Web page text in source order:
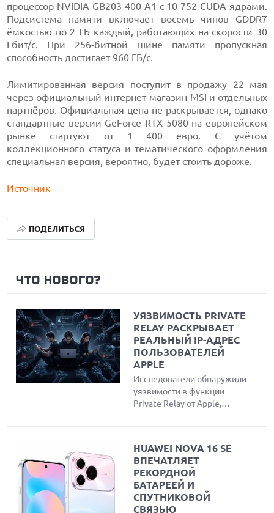
процессор NVIDIA GB203-400-A1 с 10 752 CUDA-ядрами.
Подсистема памяти включает восемь чипов GDDR7
ёмкостью по 2 ГБ каждый, работающих на скорости 30
Гбит/с. При 256-битной шине памяти пропускная
способность достигает 960 ГБ/с.
Лимитированная версия поступит в продажу 22 мая
через официальный интернет-магазин MSI и отдельных
партнёров. Официальная цена не раскрывается, однако
стандартные версии GeForce RTX 5080 на европейском
рынке стартуют от 1 400 евро. С учётом
коллекционного статуса и тематического оформления
специальная версия, вероятно, будет стоить дороже.
Источник
ПОДЕЛИТЬСЯ
ЧТО НОВОГО?
УЯЗВИМОСТЬ PRIVATE
RELAY РАСКРЫВАЕТ
РЕАЛЬНЫЙ IP-АДРЕС
ПОЛЬЗОВАТЕЛЕЙ
APPLE
Исследователи обнаружили
уязвимости в функции
Private Relay от Apple,
IP-адрес пользователей
Safari. Эксперты создали
инструмент для проверки
утечки данных и объяснили
причины публичного
HUAWEI NOVA 16 SE
ВПЕЧАТЛЯЕТ
РЕКОРДНОЙ
БАТАРЕЕЙ И
СПУТНИКОВОЙ
СВЯЗЬЮ